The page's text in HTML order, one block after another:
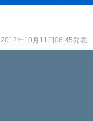
2012年10月11日06:45発表